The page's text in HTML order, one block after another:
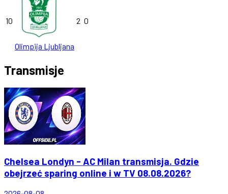
10
Olimpija Ljubljana
2 0
Transmisje
Chelsea Londyn - AC Milan transmisja. Gdzie
obejrzeć sparing online i w TV 08.08.2026?